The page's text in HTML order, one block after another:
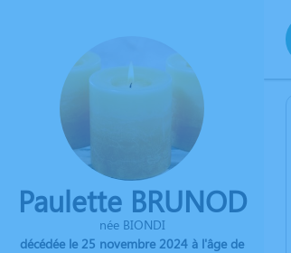
Paulette BRUNOD
née BIONDI
décédée le 25 novembre 2024 à l'âge de